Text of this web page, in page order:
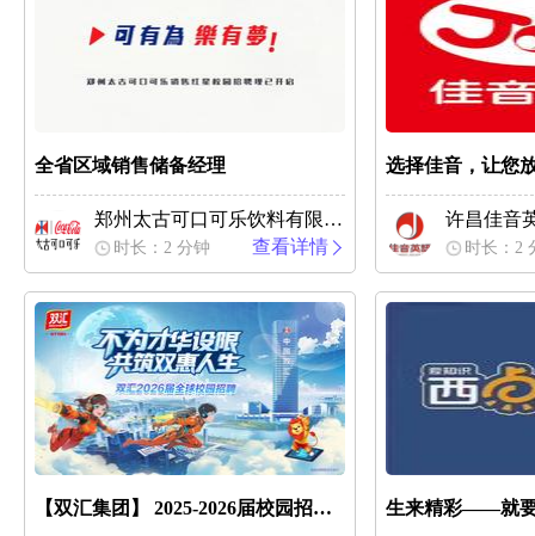
全省区域销售储备经理
郑州太古可口可乐饮料有限公司
时长：2 分钟 查看详情
选择佳音，让您
许昌佳音
时长：2
【双汇集团】 2025-2026届校园招聘来啦~ 生来精彩——就